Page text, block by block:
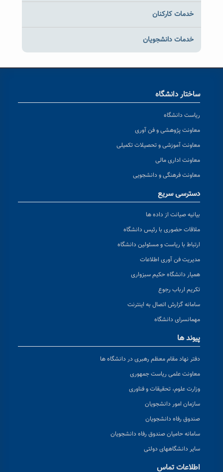
خدمات کارکنان
خدمات دانشجویان
ساختار دانشگاه
ریاست دانشگاه
معاونت پژوهشی و فن آوری
معاونت آموزشی و تحصیلات تکمیلی
معاونت اداری مالی
معاونت فرهنگی و دانشجویی
دسترسی سریع
بیانیه صیانت از داده ها
ملاقات حضوری با رئیس دانشگاه
ارتباط با ریاست و مسئولین دانشگاه
مدیریت فن آوری اطلاعات
همیار دانشگاه حکیم سبزواری
تکریم ارباب رجوع
سامانه گزارش اتصال به اینترنت
مهمانسرای دانشگاه
پیوند ها
دفتر نهاد مقام معظم رهبری در دانشگاه ها
معاونت علمی ریاست جمهوری
وزارت علوم، تحقیقات و فناوری
سازمان امور دانشجویان
صندوق رفاه دانشجویان
سامانه حامیان صندوق رفاه دانشجویان
سایر دانشگاههای دولتی
اطلاعات تماس